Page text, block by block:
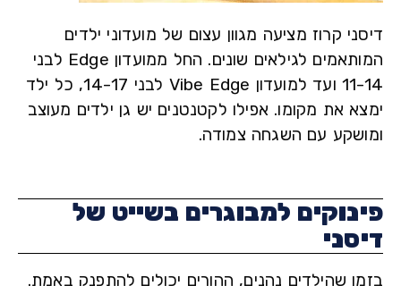
קרוז מציעה מגוון עצום של מועדוני ילדים
המותאמים לגילאים שונים. החל ממועדון Edge לבני
11-14 ועד למועדון Vibe Edge לבני 14-17, כל ילד
את מקומו. אפילו לקטנטנים יש גן ילדים מעוצב
עם השגחה צמודה.
למבוגרים בשייט של
שהילדים נהנים, ההורים יכולים להתפנק באמת.